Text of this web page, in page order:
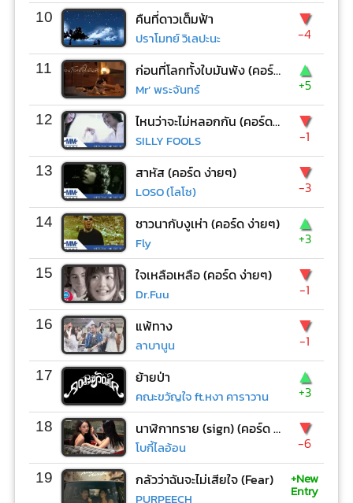
10 คืนที่ดาวเต็มฟ้า
ปราโมทย์ วิเลปะนะ
▼
-4
11 ก่อนที่โลกทั้งใบมันพัง (คอร์ด ง่ายๆ)
Mr’ พระจันทร์
▲
+5
12 ไหนว่าจะไม่หลอกกัน (คอร์ด ง่ายๆ)
SILLY FOOLS
▼
-1
13 สาหัส (คอร์ด ง่ายๆ)
LOSO (โลโซ)
▼
-3
14 ชาวนากับงูเห่า (คอร์ด ง่ายๆ)
Fly
▲
+3
15 ใจเหลือเหลือ (คอร์ด ง่ายๆ)
Dr.Fuu
▼
-1
16 แพ้ทาง
ลาบานูน
▼
-1
17 ย้ายป่า
คณะขวัญใจ ft.หงา คาราวาน
▲
+3
18 นาฬิกาทราย (sign) (คอร์ด ง่ายๆ)
โบกี้ไลอ้อน
▼
-6
19 กลัวว่าฉันจะไม่เสียใจ (Fear)
PURPEECH
+New
Entry